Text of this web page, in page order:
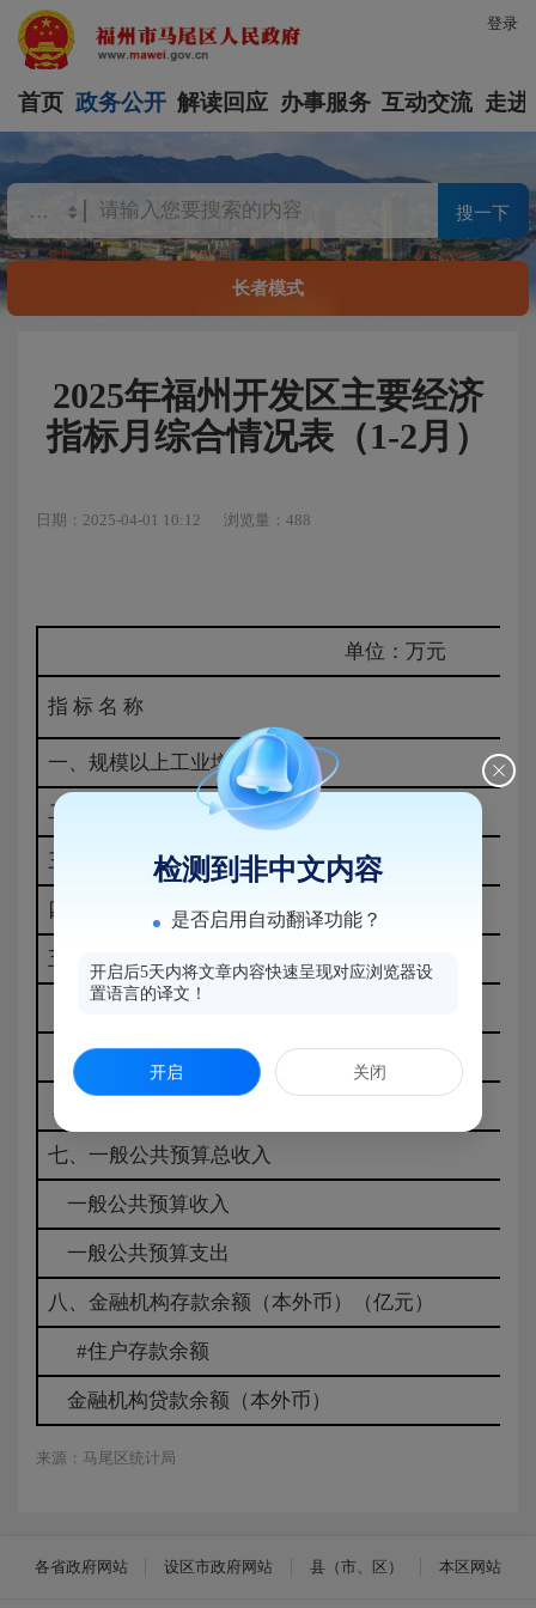
登录
首页 政务公开 解读回应 办事服务 互动交流 走进
搜一下
长者模式
2025年福州开发区主要经济
指标月综合情况表（1-2月）
日期：2025-04-01 10:12 浏览量：488
单位：万元
指 标 名 称
一、规模以上工业增加值
二、规模以上工业总产值
三、固定资产投资
四、社会消费品零售总额
五、进出口总额(快报数)
#出口总额
进口总额
七、一般公共预算总收入
一般公共预算收入
一般公共预算支出
八、金融机构存款余额（本外币）（亿元）
#住户存款余额
金融机构贷款余额（本外币）
来源：马尾区统计局
各省政府网站 设区市政府网站 县（市、区） 本区网站
检测到非中文内容
是否启用自动翻译功能？
开启后5天内将文章内容快速呈现对应浏览器设
置语言的译文！
开启 关闭